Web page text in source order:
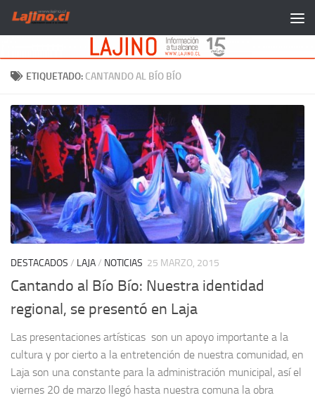
Saltar al contenido
ETIQUETADO: CANTANDO AL BÍO BÍO
DESTACADOS / LAJA/ NOTICIAS 25 MARZO, 2015
Cantando al Bío Bío: Nuestra identidad
regional, se presentó en Laja
Las presentaciones artísticas son un apoyo importante a la
cultura y por cierto a la entretención de nuestra comunidad, en
Laja son una constante para la administración municipal, así el
viernes 20 de marzo llegó hasta nuestra comuna la obra